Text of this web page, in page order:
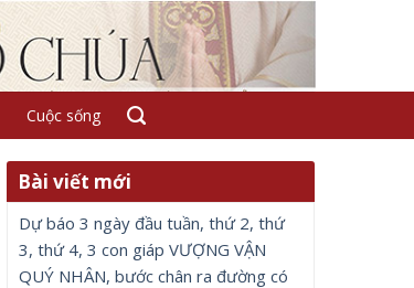
Cuộc sống
Bài viết mới
Dự báo 3 ngày đầu tuần, thứ 2, thứ
3, thứ 4, 3 con giáp VƯỢNG VẬN
QUÝ NHÂN, bước chân ra đường có